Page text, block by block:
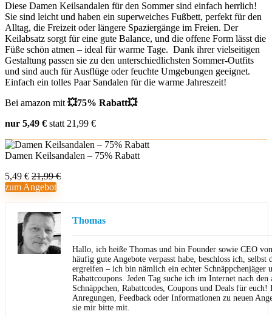
Diese Damen Keilsandalen für den Sommer sind einfach herrlich!
Sie sind leicht und haben ein superweiches Fußbett, perfekt für den
Alltag, die Freizeit oder längere Spaziergänge im Freien. Der
Keilabsatz sorgt für eine gute Balance, und die offene Form lässt die
Füße schön atmen – ideal für warme Tage. Dank ihrer vielseitigen
Gestaltung passen sie zu den unterschiedlichsten Sommer-Outfits
und sind auch für Ausflüge oder feuchte Umgebungen geeignet.
Einfach ein tolles Paar Sandalen für die warme Jahreszeit!
Bei amazon mit 💥75% Rabatt💥
nur 5,49 € statt 21,99 €
Damen Keilsandalen – 75% Rabatt
5,49 € 21,99 €
zum Angebot
Thomas
Hallo, ich heiße Thomas und bin Founder sowie CEO
häufig gute Angebote verpasst habe, beschloss ich,
ergreifen – ich bin nämlich ein echter Schnäppchenjäger
Rabattcoupons. Jeden Tag suche ich im Internet nach den
Schnäppchen, Rabattcodes, Coupons und Deals für euch!
Anregungen, Feedback oder Informationen zu neuen
sie mir bitte mit.